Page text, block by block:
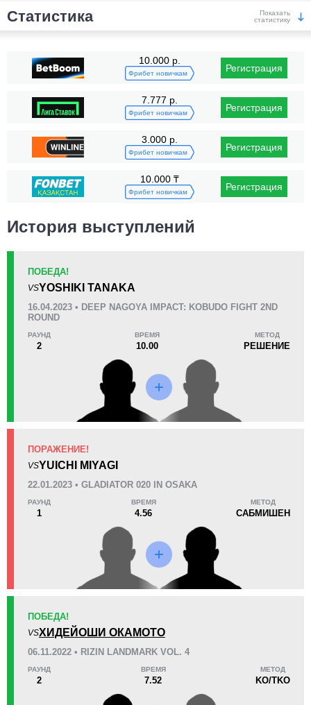
Статистика
Показать
статистику
Победы
KO/TKO
РЕШ
Поражения
KO/TKO
7:4530
Среднее время боя Финиши в первом раунде
Статистика боев по организациям
DEEP
GFC
Pancrase
RFC
1
10.000 р.
Фрибет новичкам Регистрация
7.777 р.
Фрибет новичкам Регистрация
3.000 р.
Фрибет новичкам Регистрация
10.000 ₸
Фрибет новичкам Регистрация
История выступлений
ПОБЕДА!
VSYOSHIKI TANAKA
16.04.2023 • DEEP NAGOYA IMPACT: KOBUDO FIGHT 2ND
ROUND
РАУНД
2
ВРЕМЯ
10.00
МЕТОД
РЕШЕНИЕ
ПОРАЖЕНИЕ!
VSYUICHI MIYAGI
22.01.2023 • GLADIATOR 020 IN OSAKA
РАУНД
1
ВРЕМЯ
4.56
МЕТОД
САБМИШЕН
ПОБЕДА!
VSХИДЕЙОШИ ОКАМОТО
06.11.2022 • RIZIN LANDMARK VOL. 4
РАУНД
2
ВРЕМЯ
7.52
МЕТОД
KO/TKO